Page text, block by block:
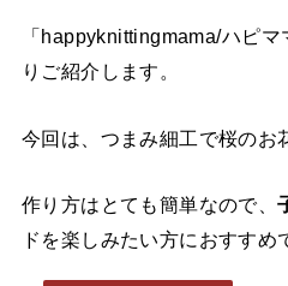
「happyknittingmama/ハピ
りご紹介します。
今回は、つまみ細工で桜のお
作り方はとても簡単なので、
ドを楽しみたい方におすすめ